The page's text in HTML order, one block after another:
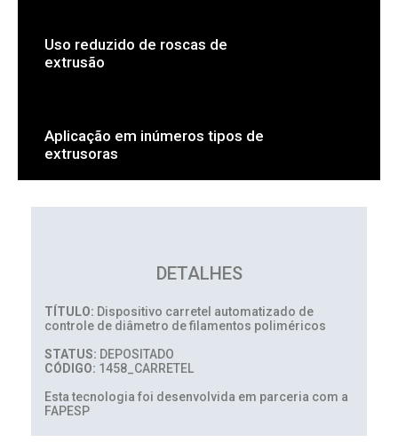
Uso reduzido de roscas de
extrusão
Aplicação em inúmeros tipos de
extrusoras
DETALHES
TÍTULO: Dispositivo carretel automatizado de
controle de diâmetro de filamentos poliméricos
STATUS: DEPOSITADO
CÓDIGO: 1458_CARRETEL
Esta tecnologia foi desenvolvida em parceria com a
FAPESP